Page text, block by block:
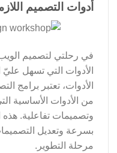
أدوات التصميم
في رحلتي لتصميم
الأدوات التي تسهل عليّ
من الأدوات الأساسية
وتصميمات تفاعلية. هذه
بسرعة وتعديل
مرحلة التطوير.